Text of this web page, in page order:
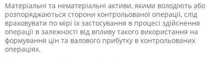
Матеріальні та нематеріальні активи, якими володіють або
розпоряджаються сторони контрольованої операції, слід
враховувати по мірі їх застосування в процесі здійснення
операції в залежності від впливу такого використання на
формування цін та валового прибутку в контрольованих
операціях.